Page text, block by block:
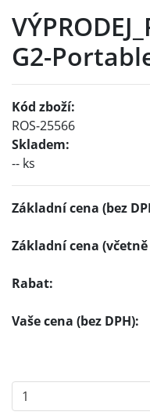
G2-
Kód zboží:
ROS-25566
Skladem:
-- ks
Základní cena (bez
Základní cena (včetně
Rabat:
Vaše cena (bez DPH):